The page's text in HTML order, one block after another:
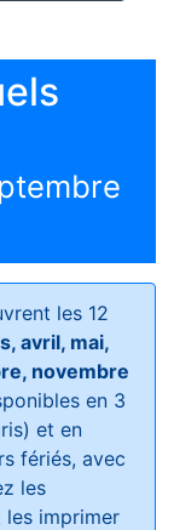
les 12
avril, mai,
novembre
en 3
et en
fériés, avec
les
imprimer